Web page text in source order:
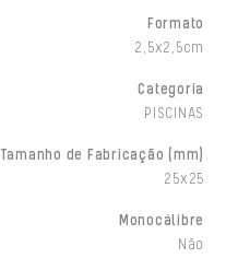
Formato
2,5x2,5cm
Categoria
PISCINAS
Tamanho de Fabricação (mm)
25x25
Monocálibre
Não